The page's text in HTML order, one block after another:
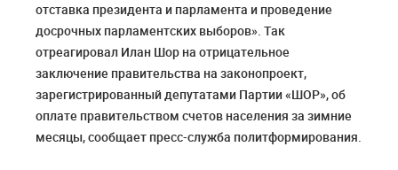
отставка президента и парламента и проведение
досрочных парламентских выборов». Так
отреагировал Илан Шор на отрицательное
заключение правительства на законопроект,
зарегистрированный депутатами Партии «ШОР», об
оплате правительством счетов населения за зимние
месяцы, сообщает пресс-служба политформирования.